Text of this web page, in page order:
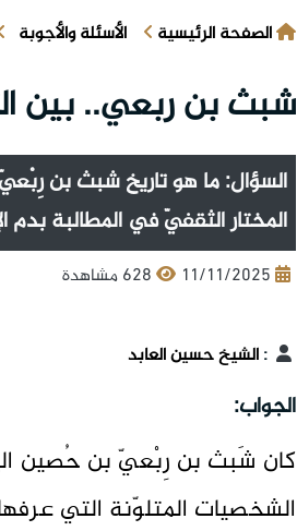
الصفحة الرئيسية الأسئلة والأجوبة
شبث بن ربعي.. بين
السؤال: ما هو تاريخ شبث بن
المختار الثقفيّ في المطالبة بدم
11/11/2025 628 مشاهدة
:الشيخ حسين العابد
الجواب:
كان شَبث بن رِبْعيّ بن حُصين
الشخصيات المتلوّنة التي